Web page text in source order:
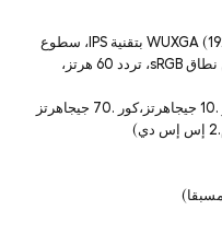
شاشة مقاس 14 بوصة بدقة WUXGA (1920×1200) بتقنية IPS، سطوع
500 نيت، مقاومة التوهج، تغطية 100% من نطاق sRGB، تردد 60 هرتز،